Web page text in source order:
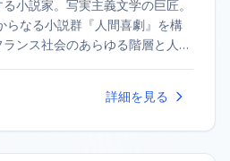
小説家。写実主義文学の巨匠。
らなる小説群『人間喜劇』を構
ンス社会のあらゆる階層と人間
詳細を見る